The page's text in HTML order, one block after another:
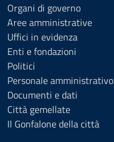
Organi di governo
Aree amministrative
Uffici in evidenza
Enti e fondazioni
Politici
Personale amministrativo
Documenti e dati
Città gemellate
Il Gonfalone della città